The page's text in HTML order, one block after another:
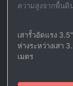
ความสูงจากพื้นดิ
เสารั้วอัดแรง
ห่างระหว่างเสา
เมตร